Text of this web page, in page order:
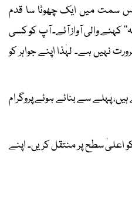
سمت میں ایک چھوٹا سا قدم
کہنے والی آواز آئے۔ آپ کو کسی
نہیں ہے۔ لہٰذا اپنے جواہر کو
پہلے سے بنائے ہوئے پروگرام
سطح پر منتقل کریں۔ اپنے